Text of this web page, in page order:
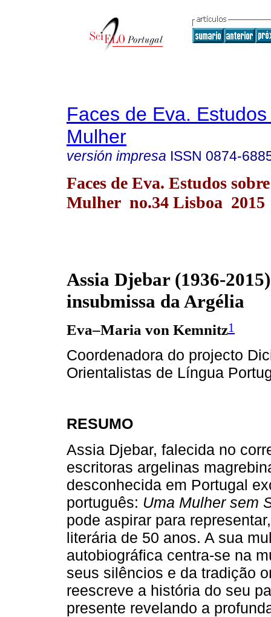
Faces de Eva.
Mulher
versión impresa ISSN 0874-
Faces de Eva. Estudos
Mulher no.34 Lisboa 2015
Assia Djebar
insubmissa da Argélia
Eva–Maria von Kemnitz1
Coordenadora do projecto
Orientalistas de Língua
RESUMO
Assia Djebar, falecida no
escritoras argelinas
desconhecida em Portugal
português: Uma Mulher sem
pode aspirar para
literária de 50 anos. A sua
autobiográfica centra­‑se na
seus silêncios e da tradição
reescreve a história do seu
presente revelando a